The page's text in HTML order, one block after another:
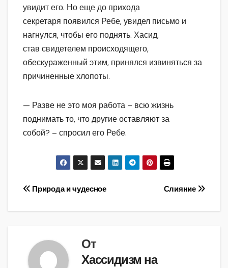
увидит его. Но еще до прихода
секретаря появился Ребе, увидел письмо и
нагнулся, чтобы его поднять. Хасид,
став свидетелем происходящего,
обескураженный этим, принялся извиняться за
причиненные хлопоты.
— Разве не это моя работа – всю жизнь
поднимать то, что другие оставляют за
собой? – спросил его Ребе.
Навигация
по
Слияние
Природа и чудесное
От
Хассидизм на